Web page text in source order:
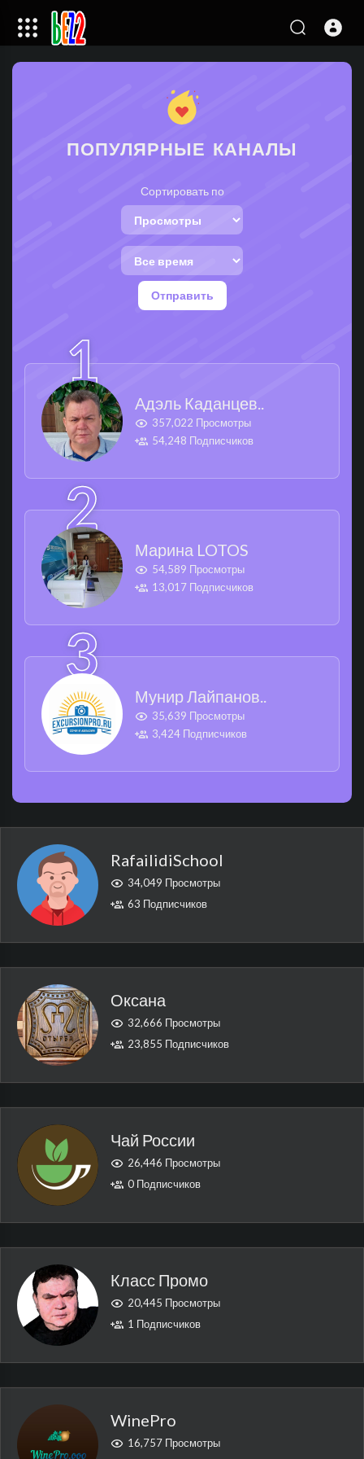
ПОПУЛЯРНЫЕ КАНАЛЫ
Сортировать по
Отправить
Адэль Каданцев..
357,022 Просмотры
54,248 Подписчиков
Марина LOTOS
54,589 Просмотры
13,017 Подписчиков
Мунир Лайпанов..
35,639 Просмотры
3,424 Подписчиков
RafailidiSchool
34,049 Просмотры
63 Подписчиков
Оксана
32,666 Просмотры
23,855 Подписчиков
Чай России
26,446 Просмотры
0 Подписчиков
Класс Промо
20,445 Просмотры
1 Подписчиков
WinePro
16,757 Просмотры